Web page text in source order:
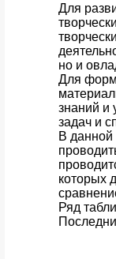
Для
но и
Для
знаний и
задач и
В
которых
Ряд